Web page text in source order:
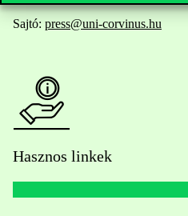
Sajtó: press@uni-corvinus.hu
Hasznos linkek